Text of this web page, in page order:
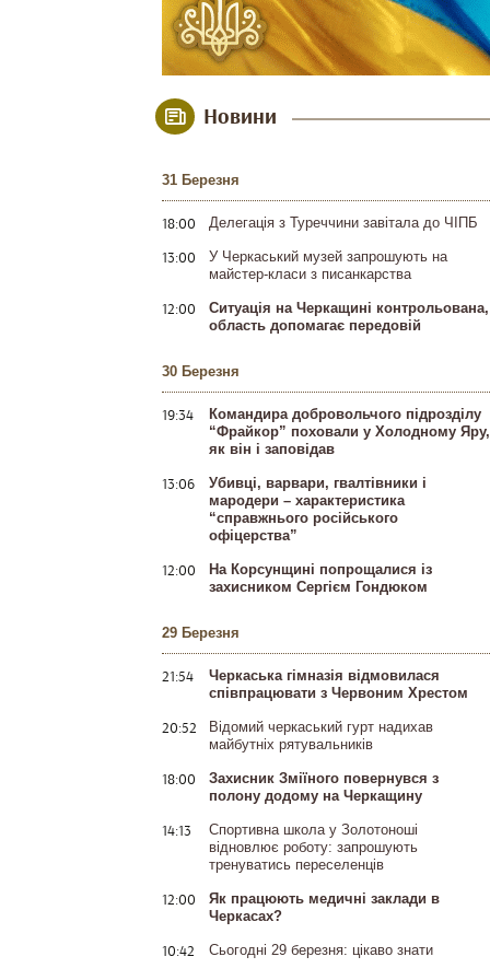
Новини
31 Березня
18:00 Делегація з Туреччини завітала до ЧІПБ
13:00
У Черкаський музей запрошують на
майстер-класи з писанкарства
12:00
Ситуація на Черкащині контрольована,
область допомагає передовій
30 Березня
19:34
Командира добровольчого підрозділу
“Фрайкор” поховали у Холодному Яру,
як він і заповідав
13:06
Убивці, варвари, гвалтівники і
мародери – характеристика
“справжнього російського
офіцерства”
12:00
На Корсунщині попрощалися із
захисником Сергієм Гондюком
29 Березня
21:54
Черкаська гімназія відмовилася
співпрацювати з Червоним Хрестом
20:52
Відомий черкаський гурт надихав
майбутніх рятувальників
18:00
Захисник Зміїного повернувся з
полону додому на Черкащину
14:13
Спортивна школа у Золотоноші
відновлює роботу: запрошують
тренуватись переселенців
12:00
Як працюють медичні заклади в
Черкасах?
10:42 Сьогодні 29 березня: цікаво знати